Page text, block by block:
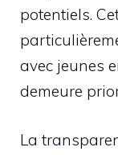
potentiels.
avec jeunes
demeure
La